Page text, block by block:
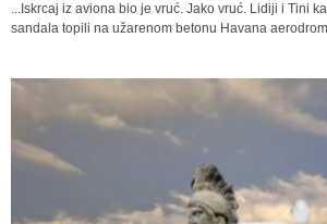
...Iskrcaj iz aviona bio je vruć. Jako vruć. Lidiji i Tini
sandala topili na užarenom betonu Havana